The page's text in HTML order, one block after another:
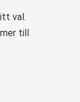
val.
till